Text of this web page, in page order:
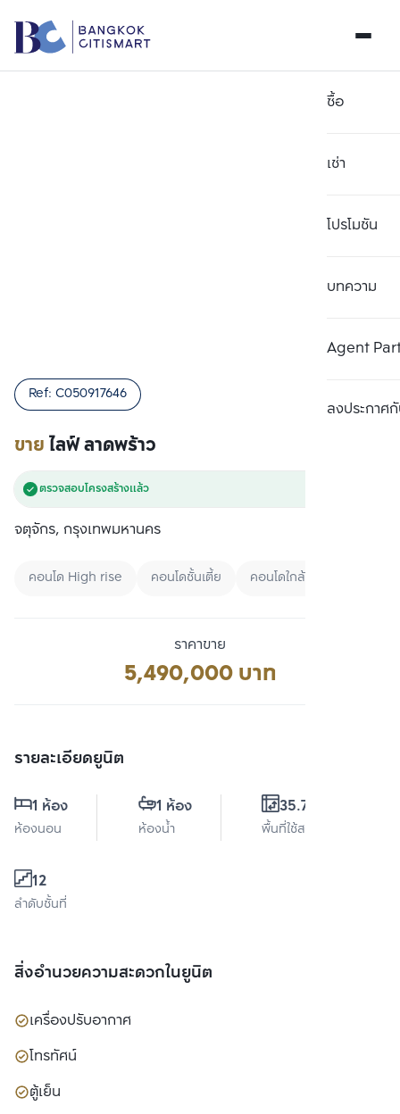
ซื้อ
เช่า
โปรโมชัน
บทความ
Agent
ลงประกาศกั
ขายไลฟ์ ลาดพร้าว
Ref: C050917646
ตรวจสอบโครงสร้างแล้ว
จตุจักร, กรุงเทพมหานคร
คอนโด High rise คอนโดชั้นเตี้ย คอนโดใกล้ Airport link
ราคาขาย
5,490,000 บาท
รายละเอียดยูนิต
1 ห้อง
ห้องนอน
1 ห้อง
ห้องน้ำ
35.78 ตร.ม.
พื้นที่ใช้สอย
12
ลำดับชั้นที่
สิ่งอำนวยความสะดวกในยูนิต
เครื่องปรับอากาศ
โทรทัศน์
ตู้เย็น
เปรียบเทียบ